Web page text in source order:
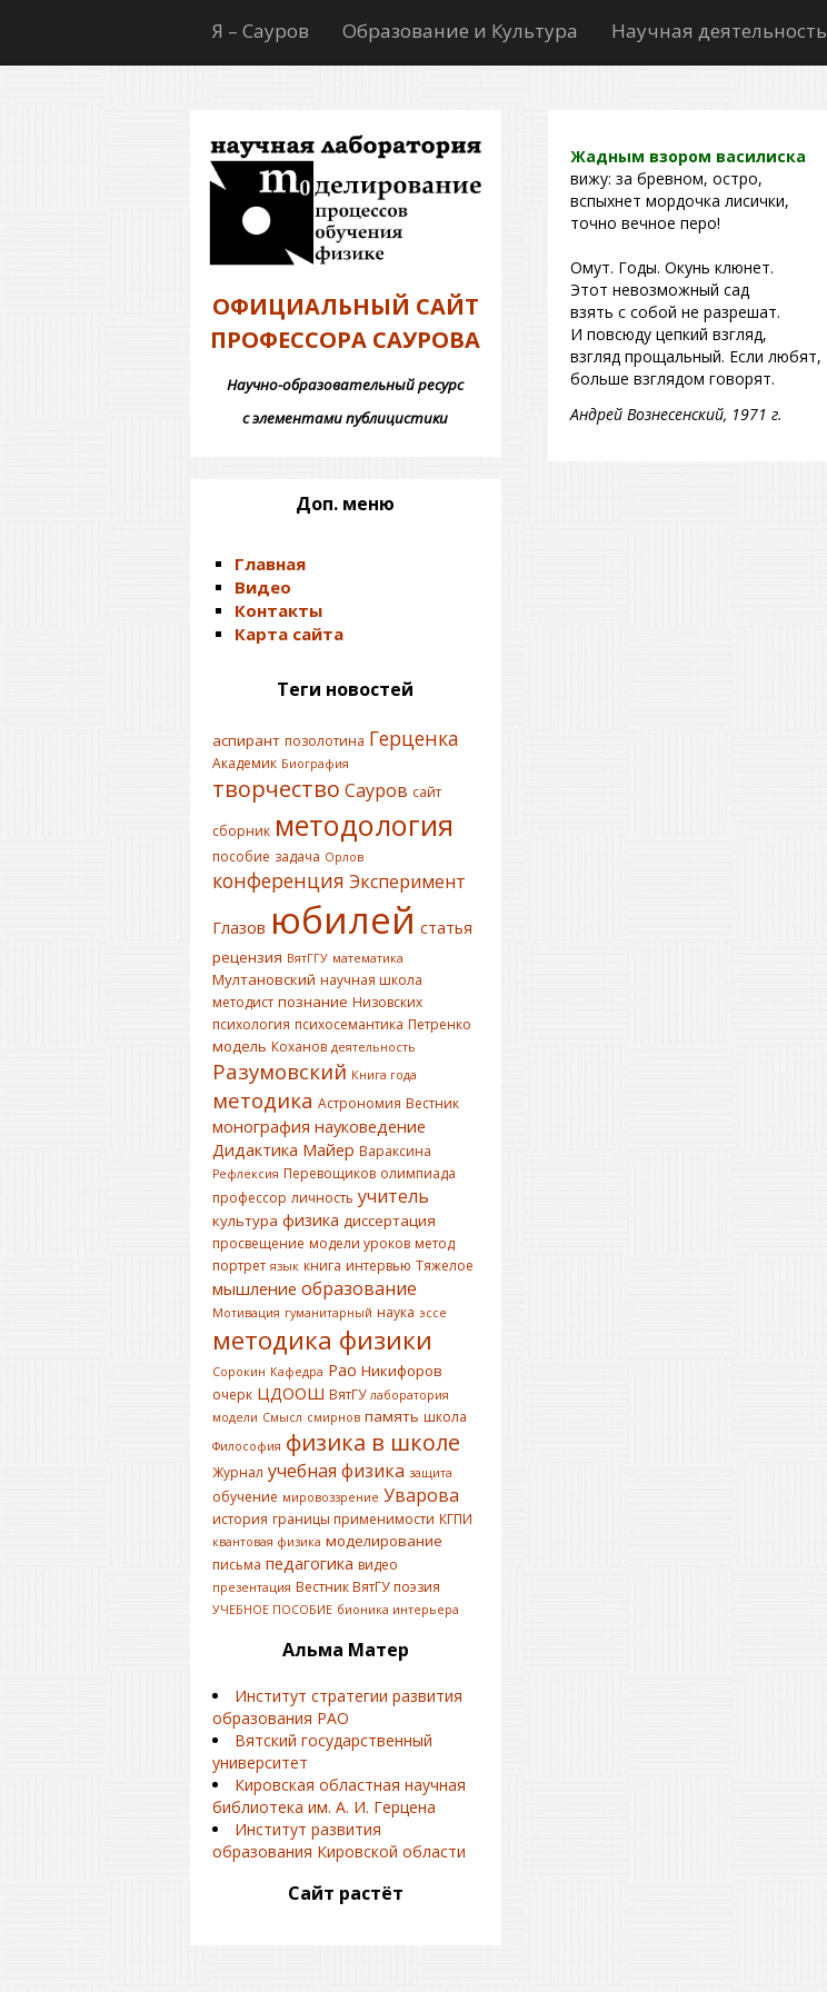
Я – Сауров Образование и Культура Научная деятельность
ОФИЦИАЛЬНЫЙ САЙТ
ПРОФЕССОРА САУРОВА
Научно-образовательный ресурс
с элементами публицистики
Жадным взором василиска
вижу: за бревном, остро,
вспыхнет мордочка лисички,
точно вечное перо!
Омут. Годы. Окунь клюнет.
Этот невозможный сад
взять с собой не разрешат.
И повсюду цепкий взгляд,
взгляд прощальный. Если любят,
больше взглядом говорят.
Андрей Вознесенский, 1971 г.
Доп. меню
Главная
Видео
Контакты
Карта сайта
Теги новостей
аспирант позолотина Герценка
Академик Биография
творчество Сауров сайт
сборник методология
пособие задача Орлов
конференция Эксперимент
Глазов юбилей статья
рецензия ВятГГУ математика
Мултановский научная школа
методист познание Низовских
психология психосемантика Петренко
модель Коханов деятельность
Разумовский Книга года
методика Астрономия Вестник
монография науковедение
Дидактика Майер Вараксина
Рефлексия Перевощиков олимпиада
профессор личность учитель
культура физика диссертация
просвещение модели уроков метод
портрет язык книга интервью Тяжелое
мышление образование
Мотивация гуманитарный наука эссе
методика физики
Сорокин Кафедра Рао Никифоров
очерк ЦДООШ ВятГУ лаборатория
модели Смысл смирнов память школа
Философия физика в школе
Журнал учебная физика защита
обучение мировоззрение Уварова
история границы применимости КГПИ
квантовая физика моделирование
письма педагогика видео
презентация Вестник ВятГУ поэзия
УЧЕБНОЕ ПОСОБИЕ бионика интерьера
Альма Матер
Институт стратегии развития
образования РАО
Вятский государственный
университет
Кировская областная научная
библиотека им. А. И. Герцена
Институт развития
образования Кировской области
Сайт растёт